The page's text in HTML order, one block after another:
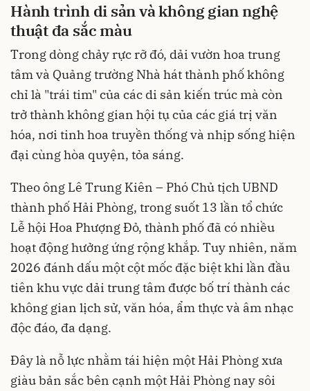
Hành trình di sản và không gian nghệ
thuật đa sắc màu
Trong dòng chảy rực rỡ đó, dải vườn hoa trung
tâm và Quảng trường Nhà hát thành phố không
chỉ là "trái tim" của các di sản kiến trúc mà còn
trở thành không gian hội tụ của các giá trị văn
hóa, nơi tinh hoa truyền thống và nhịp sống hiện
đại cùng hòa quyện, tỏa sáng.
Theo ông Lê Trung Kiên – Phó Chủ tịch UBND
thành phố Hải Phòng, trong suốt 13 lần tổ chức
Lễ hội Hoa Phượng Đỏ, thành phố đã có nhiều
hoạt động hưởng ứng rộng khắp. Tuy nhiên, năm
2026 đánh dấu một cột mốc đặc biệt khi lần đầu
tiên khu vực dải trung tâm được bố trí thành các
không gian lịch sử, văn hóa, ẩm thực và âm nhạc
độc đáo, đa dạng.
Đây là nỗ lực nhằm tái hiện một Hải Phòng xưa
giàu bản sắc bên cạnh một Hải Phòng nay sôi